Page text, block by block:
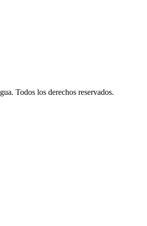
Todos los derechos reservados.